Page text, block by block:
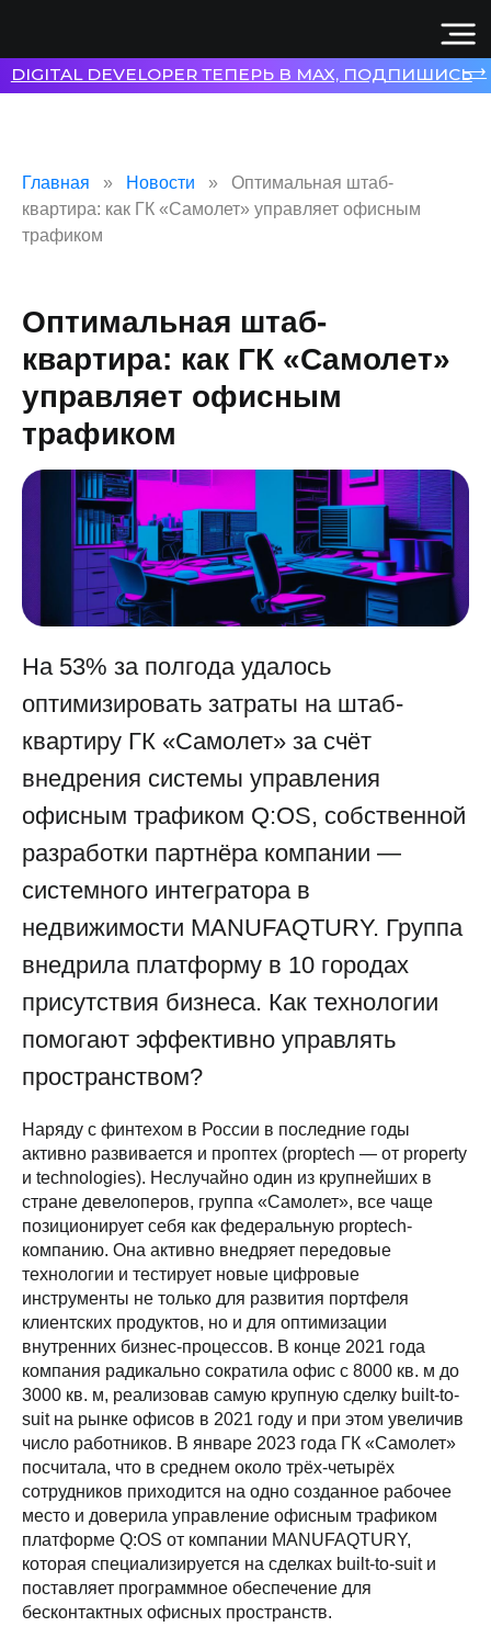
Главная Новости
Оптимальная штаб-
квартира: как ГК «Самолет» управляет офисным
трафиком
Оптимальная штаб-
квартира: как ГК «Самолет»
управляет офисным
трафиком
На 53% за полгода удалось
оптимизировать затраты на штаб-
квартиру ГК «Самолет» за счёт
внедрения системы управления
офисным трафиком Q:OS, собственной
разработки партнёра компании ―
системного интегратора в
недвижимости MANUFAQTURY. Группа
внедрила платформу в 10 городах
присутствия бизнеса. Как технологии
помогают эффективно управлять
пространством?
Наряду с финтехом в России в последние годы
активно развивается и проптех (proptech ― от property
и technologies). Неслучайно один из крупнейших в
стране девелоперов, группа «Самолет», все чаще
позиционирует себя как федеральную proptech-
компанию. Она активно внедряет передовые
технологии и тестирует новые цифровые
инструменты не только для развития портфеля
клиентских продуктов, но и для оптимизации
внутренних бизнес-процессов. В конце 2021 года
компания радикально сократила офис с 8000 кв. м до
3000 кв. м, реализовав самую крупную сделку built-to-
suit на рынке офисов в 2021 году и при этом увеличив
число работников. В январе 2023 года ГК «Самолет»
посчитала, что в среднем около трёх-четырёх
сотрудников приходится на одно созданное рабочее
место и доверила управление офисным трафиком
платформе Q:OS от компании MANUFAQTURY,
которая специализируется на сделках built-to-suit и
поставляет программное обеспечение для
бесконтактных офисных пространств.